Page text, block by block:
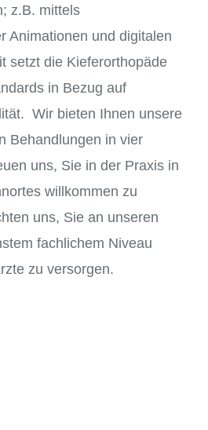
z.B. mittels
Animationen und digitalen
setzt die Kieferorthopäde
in Bezug auf
Wir bieten Ihnen unsere
Behandlungen in vier
uns, Sie in der Praxis in
willkommen zu
uns, Sie an unseren
fachlichem Niveau
zu versorgen.